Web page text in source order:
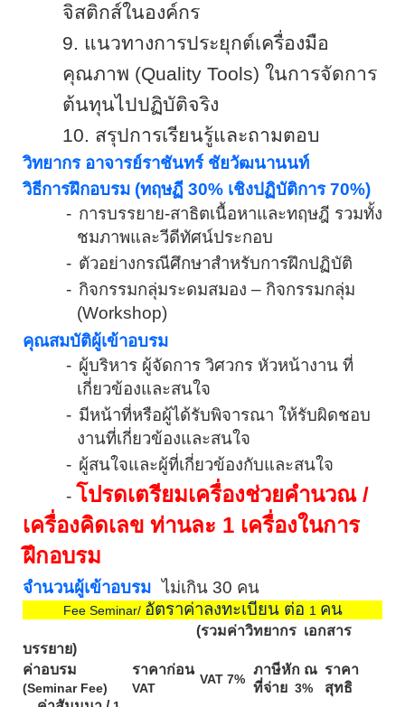
จิสติกส์ในองค์กร
9. แนวทางการประยุกต์เครื่องมือ
คุณภาพ (Quality Tools) ในการจัดการ
ต้นทุนไปปฏิบัติจริง
10. สรุปการเรียนรู้และถามตอบ
วิทยากร อาจารย์ราชันทร์ ชัยวัฒนานนท์
วิธีการฝึกอบรม (ทฤษฏี 30% เชิงปฏิบัติการ 70%)
- การบรรยาย-สาธิตเนื้อหาและทฤษฎี รวมทั้ง
ชมภาพและวีดีทัศน์ประกอบ
- ตัวอย่างกรณีศึกษาสำหรับการฝึกปฏิบัติ
- กิจกรรมกลุ่มระดมสมอง – กิจกรรมกลุ่ม
(Workshop)
คุณสมบัติผู้เข้าอบรม
- ผู้บริหาร ผู้จัดการ วิศวกร หัวหน้างาน ที่
เกี่ยวข้องและสนใจ
- มีหน้าที่หรือผู้ได้รับพิจารณา ให้รับผิดชอบ
งานที่เกี่ยวข้องและสนใจ
- ผู้สนใจและผู้ที่เกี่ยวข้องกับและสนใจ
- โปรดเตรียมเครื่องช่วยคำนวณ /
เครื่องคิดเลข ท่านละ 1 เครื่องในการ
ฝึกอบรม
จำนวนผู้เข้าอบรม ไม่เกิน 30 คน
Fee Seminar/ อัตราค่าลงทะเบียน ต่อ 1 คน
(รวมค่าวิทยากร เอกสาร
บรรยาย)
ค่าอบรม
(Seminar Fee)
ราคาก่อน
VAT
VAT 7%
ภาษีหัก ณ
ที่จ่าย 3%
ราคา
สุทธิ